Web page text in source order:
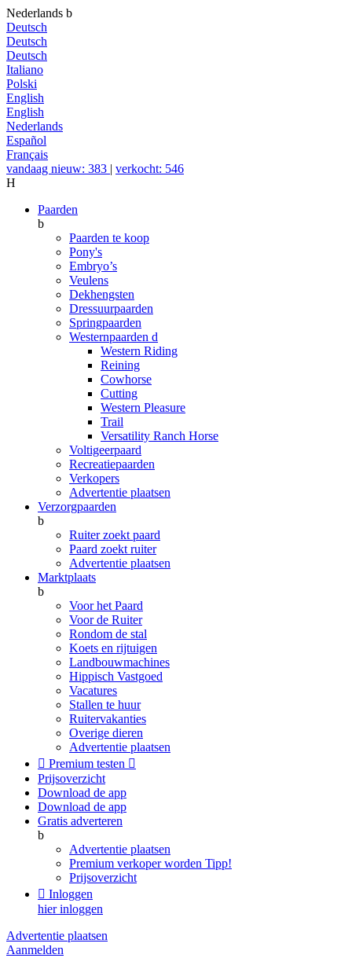
Nederlands b
Deutsch
Deutsch
Deutsch
Italiano
Polski
English
English
Nederlands
Español
Français
vandaag nieuw: 383 | verkocht: 546
H
Paarden
b
Paarden te koop
Pony's
Embryo’s
Veulens
Dekhengsten
Dressuurpaarden
Springpaarden
Westernpaarden d
Western Riding
Reining
Cowhorse
Cutting
Western Pleasure
Trail
Versatility Ranch Horse
Voltigeerpaard
Recreatiepaarden
Verkopers
Advertentie plaatsen
Verzorgpaarden
b
Ruiter zoekt paard
Paard zoekt ruiter
Advertentie plaatsen
Marktplaats
b
Voor het Paard
Voor de Ruiter
Rondom de stal
Koets en rijtuigen
Landbouwmachines
Hippisch Vastgoed
Vacatures
Stallen te huur
Ruitervakanties
Overige dieren
Advertentie plaatsen
 Premium testen 
Prijsoverzicht
Download de app
Download de app
Gratis adverteren
b
Advertentie plaatsen
Premium verkoper worden Tipp!
Prijsoverzicht
 Inloggen
hier inloggen
Advertentie plaatsen
Aanmelden